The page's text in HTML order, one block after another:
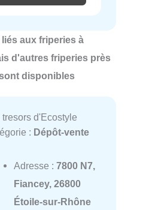
aux friperies à
d'autres friperies près
disponibles
tresors d'Ecostyle
: Dépôt-vente
Adresse : 7800 N7,
Fiancey, 26800
Étoile-sur-Rhône